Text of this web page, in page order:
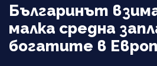
Българинът
малка средна
богатите в